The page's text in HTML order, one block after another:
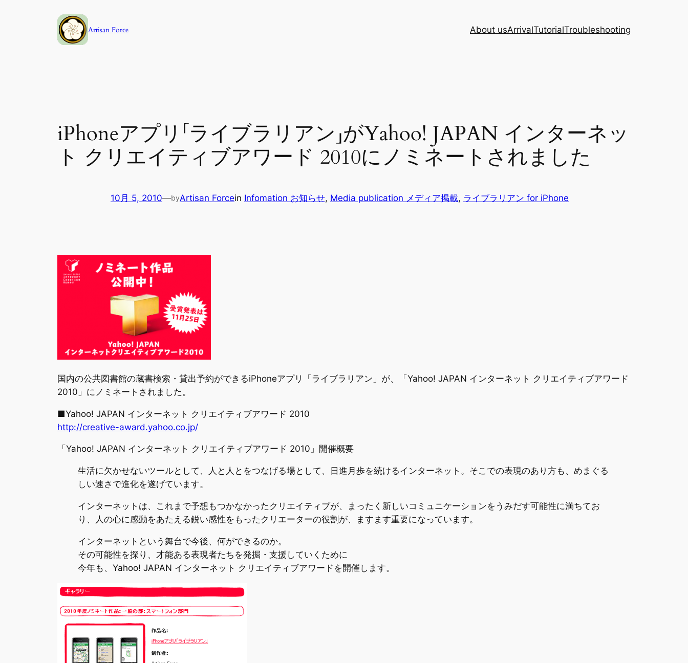
Artisan Force About usArrivalTutorialTroubleshooting
iPhoneアプリ「ライブラリアン」がYahoo! JAPAN インターネッ
ト クリエイティブアワード 2010にノミネートされました
10月 5, 2010—byArtisan Forcein Infomation お知らせ, Media publication メディア掲載, ライブラリアン for iPhone
国内の公共図書館の蔵書検索・貸出予約ができるiPhoneアプリ「ライブラリアン」が、「Yahoo! JAPAN インターネット クリエイティブアワード
2010」にノミネートされました。
■Yahoo! JAPAN インターネット クリエイティブアワード 2010
http://creative-award.yahoo.co.jp/
「Yahoo! JAPAN インターネット クリエイティブアワード 2010」開催概要
生活に欠かせないツールとして、人と人とをつなげる場として、日進月歩を続けるインターネット。そこでの表現のあり方も、めまぐる
しい速さで進化を遂げています。
インターネットは、これまで予想もつかなかったクリエイティブが、まったく新しいコミュニケーションをうみだす可能性に満ちてお
り、人の心に感動をあたえる鋭い感性をもったクリエーターの役割が、ますます重要になっています。
インターネットという舞台で今後、何ができるのか。
その可能性を探り、才能ある表現者たちを発掘・支援していくために
今年も、Yahoo! JAPAN インターネット クリエイティブアワードを開催します。